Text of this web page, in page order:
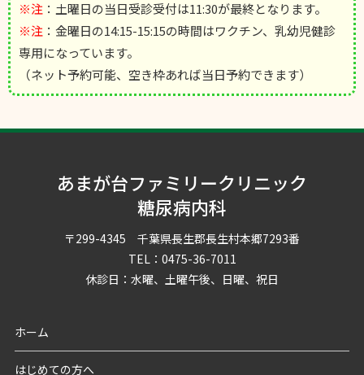
※注 ：土曜日の当日受診受付は11:30が最終となります。
※注 ：金曜日の14:15-15:15の時間はワクチン、乳幼児健診
専用になっています。
（ネット予約可能、空き枠あれば当日予約できます）
あまが台ファミリークリニック
糖尿病内科
〒299-4345 千葉県長生郡長生村本郷7293番
TEL：0475-36-7011
休診日：水曜、土曜午後、日曜、祝日
ホーム
はじめての方へ